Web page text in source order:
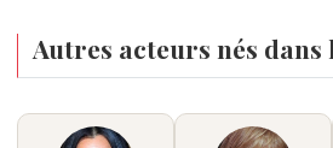
Autres acteurs nés dans